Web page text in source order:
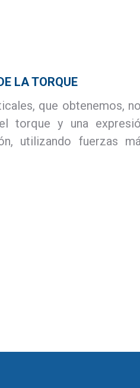
LA TORQUE
que obtenemos,
torque y una
utilizando fuerzas